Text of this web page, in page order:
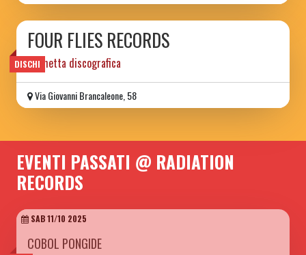
DISCHI
FOUR FLIES RECORDS
Etichetta discografica
Via Giovanni Brancaleone, 58
EVENTI PASSATI @ RADIATION
RECORDS
SAB 11/10 2025
COBOL PONGIDE